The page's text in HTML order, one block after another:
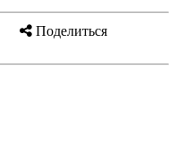
Поделиться